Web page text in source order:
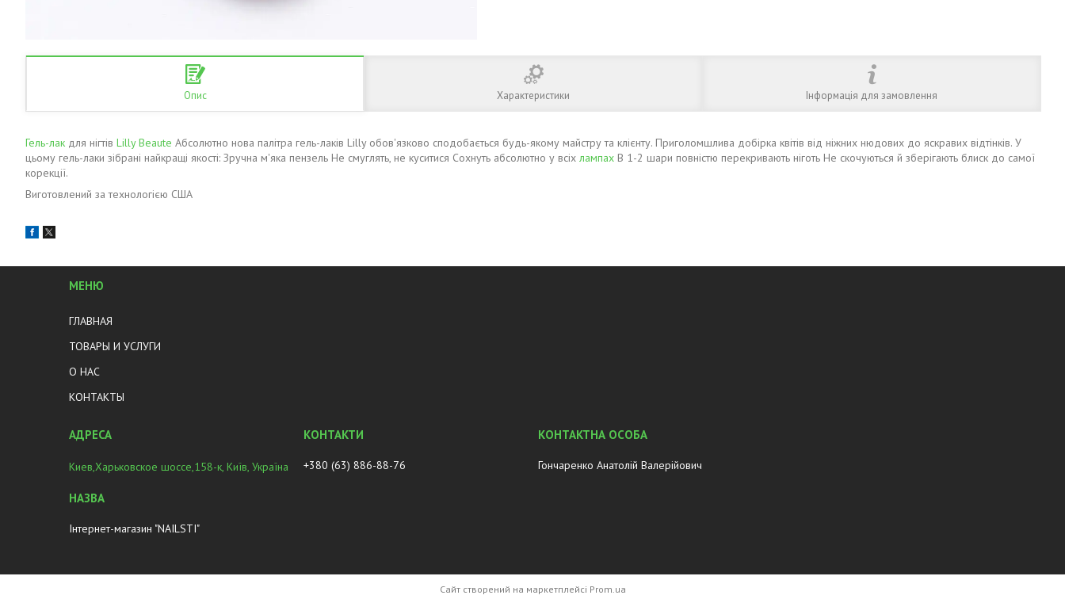
Опис Характеристики Інформація для замовлення
Гель-лак для нігтів Lilly Beaute Абсолютно нова палітра гель-лаків Lilly обов'язково сподобається будь-якому майстру та клієнту. Приголомшлива добірка квітів від ніжних нюдових до яскравих відтінків. У
цьому гель-лаки зібрані найкращі якості: Зручна м'яка пензель Не смуглять, не куситися Сохнуть абсолютно у всіх лампах В 1-2 шари повністю перекривають ніготь Не скочуються й зберігають блиск до самої
корекції.
Виготовлений за технологією США
МЕНЮ
ГЛАВНАЯ
ТОВАРЫ И УСЛУГИ
О НАС
КОНТАКТЫ
Киев,Харьковское шоссе,158-к, Київ, Україна
Інтернет-магазин "NAILSTI"
+380 (63) 886-88-76 Гончаренко Анатолій Валерійович
Сайт створений на маркетплейсі Prom.ua